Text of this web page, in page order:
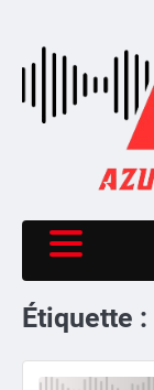
content
Étiquette :